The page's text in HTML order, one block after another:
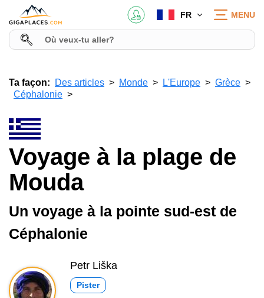
FR MENU
Ta façon: Des articles Monde L'Europe
Grèce
Céphalonie
Voyage à la plage de
Mouda
Un voyage à la pointe sud-est de
Céphalonie
Petr Liška
Pister